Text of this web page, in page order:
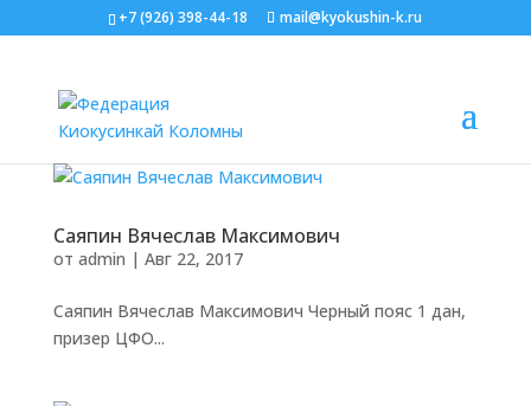
+7 (926) 398-44-18 mail@kyokushin-k.ru
Саяпин Вячеслав Максимович
от admin | Авг 22, 2017
Саяпин Вячеслав Максимович Черный пояс 1 дан,
призер ЦФО...